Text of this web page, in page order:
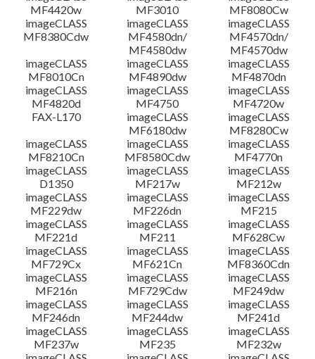
Disclaimer
MF4420w
MF3010
MF8080Cw
imageCLASS
MF8380Cdw
imageCLASS
MF4580dn/
MF4580dw
imageCLASS
MF4570dn/
MF4570dw
imageCLASS
MF8010Cn
imageCLASS
MF4890dw
imageCLASS
MF4870dn
imageCLASS
MF4820d
imageCLASS
MF4750
imageCLASS
MF4720w
FAX-L170
imageCLASS
MF6180dw
imageCLASS
MF8280Cw
imageCLASS
MF8210Cn
imageCLASS
MF8580Cdw
imageCLASS
MF4770n
imageCLASS
D1350
imageCLASS
MF217w
imageCLASS
MF212w
imageCLASS
MF229dw
imageCLASS
MF226dn
imageCLASS
MF215
imageCLASS
MF221d
imageCLASS
MF211
imageCLASS
MF628Cw
imageCLASS
MF729Cx
imageCLASS
MF621Cn
imageCLASS
MF8360Cdn
imageCLASS
MF216n
imageCLASS
MF729Cdw
imageCLASS
MF249dw
imageCLASS
MF246dn
imageCLASS
MF244dw
imageCLASS
MF241d
imageCLASS
MF237w
imageCLASS
MF235
imageCLASS
MF232w